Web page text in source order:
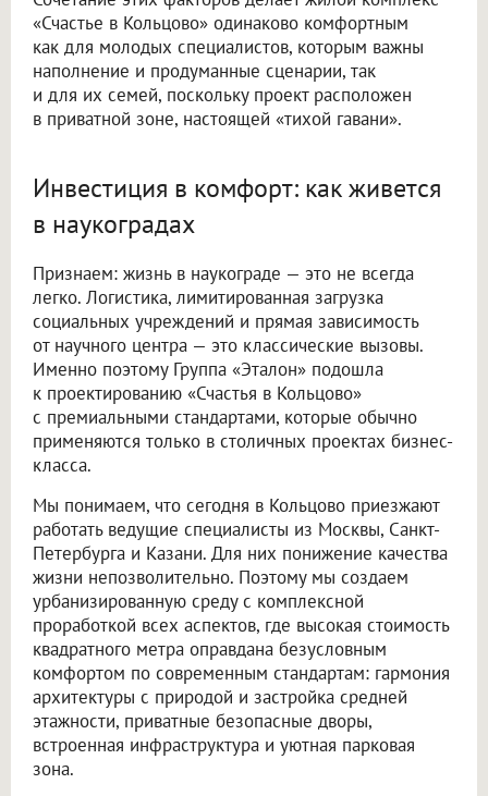
«Счастье в Кольцово» одинаково комфортным
как для молодых специалистов, которым важны
наполнение и продуманные сценарии, так
и для их семей, поскольку проект расположен
в приватной зоне, настоящей «тихой гавани».
Инвестиция в комфорт: как живется
в наукоградах
Признаем: жизнь в наукограде — это не всегда
легко. Логистика, лимитированная загрузка
социальных учреждений и прямая зависимость
от научного центра — это классические вызовы.
Именно поэтому Группа «Эталон» подошла
к проектированию «Счастья в Кольцово»
с премиальными стандартами, которые обычно
применяются только в столичных проектах бизнес-
класса.
Мы понимаем, что сегодня в Кольцово приезжают
работать ведущие специалисты из Москвы, Санкт-
Петербурга и Казани. Для них понижение качества
жизни непозволительно. Поэтому мы создаем
урбанизированную среду с комплексной
проработкой всех аспектов, где высокая стоимость
квадратного метра оправдана безусловным
комфортом по современным стандартам: гармония
архитектуры с природой и застройка средней
этажности, приватные безопасные дворы,
встроенная инфраструктура и уютная парковая
зона.